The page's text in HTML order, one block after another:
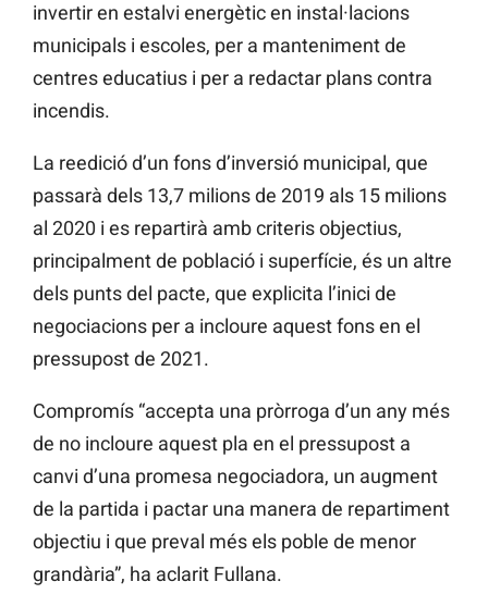
invertir en estalvi energètic en instal·lacions
municipals i escoles, per a manteniment de
centres educatius i per a redactar plans contra
incendis.
La reedició d’un fons d’inversió municipal, que
passarà dels 13,7 milions de 2019 als 15 milions
al 2020 i es repartirà amb criteris objectius,
principalment de població i superfície, és un altre
dels punts del pacte, que explicita l’inici de
negociacions per a incloure aquest fons en el
pressupost de 2021.
Compromís “accepta una pròrroga d’un any més
de no incloure aquest pla en el pressupost a
canvi d’una promesa negociadora, un augment
de la partida i pactar una manera de repartiment
objectiu i que preval més els poble de menor
grandària”, ha aclarit Fullana.